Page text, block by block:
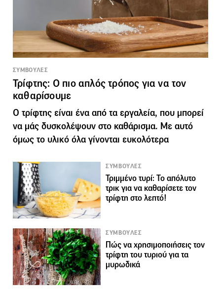
ΣΥΜΒΟΥΛΕΣ
Τρίφτης: Ο πιο απλός τρόπος για να τον
καθαρίσουμε
Ο τρίφτης είναι ένα από τα εργαλεία, που μπορεί
να μάς δυσκολέψουν στο καθάρισμα. Με αυτό
όμως το υλικό όλα γίνονται ευκολότερα
ΣΥΜΒΟΥΛΕΣ
Τριμμένο τυρί: Το απόλυτο
τρικ για να καθαρίσετε τον
τρίφτη στο λεπτό!
ΣΥΜΒΟΥΛΕΣ
Πώς να χρησιμοποιήσεις τον
τρίφτη του τυριού για τα
μυρωδικά